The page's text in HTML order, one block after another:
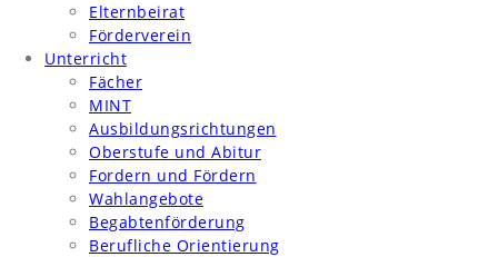
Elternbeirat
Förderverein
Unterricht
Fächer
MINT
Ausbildungsrichtungen
Oberstufe und Abitur
Fordern und Fördern
Wahlangebote
Begabtenförderung
Berufliche Orientierung